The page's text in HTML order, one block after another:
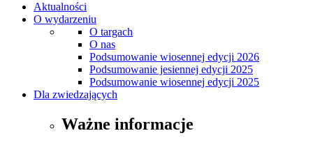
Aktualności
O wydarzeniu
O targach
O nas
Podsumowanie wiosennej edycji 2026
Podsumowanie jesiennej edycji 2025
Podsumowanie wiosennej edycji 2025
Dla zwiedzających
Ważne informacje